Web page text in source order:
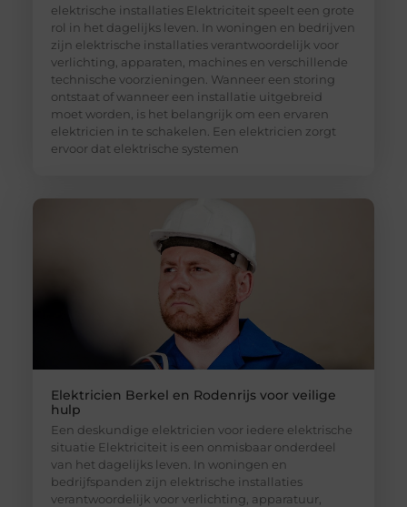
elektrische installaties Elektriciteit speelt een grote
rol in het dagelijks leven. In woningen en bedrijven
zijn elektrische installaties verantwoordelijk voor
verlichting, apparaten, machines en verschillende
technische voorzieningen. Wanneer een storing
ontstaat of wanneer een installatie uitgebreid
moet worden, is het belangrijk om een ervaren
elektricien in te schakelen. Een elektricien zorgt
ervoor dat elektrische systemen
Elektricien Berkel en Rodenrijs voor veilige
hulp
Een deskundige elektricien voor iedere elektrische
situatie Elektriciteit is een onmisbaar onderdeel
van het dagelijks leven. In woningen en
bedrijfspanden zijn elektrische installaties
verantwoordelijk voor verlichting, apparatuur,